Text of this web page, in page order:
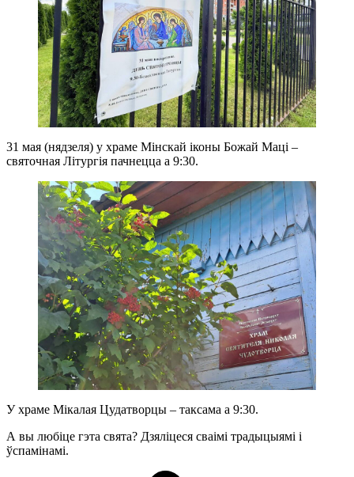
31 мая (нядзеля) у храме Мінскай іконы Божай Маці –
святочная Літургія пачнецца а 9:30.
У храме Мікалая Цудатворцы – таксама а 9:30.
А вы любіце гэта свята? Дзяліцеся сваімі традыцыямі і
ўспамінамі.